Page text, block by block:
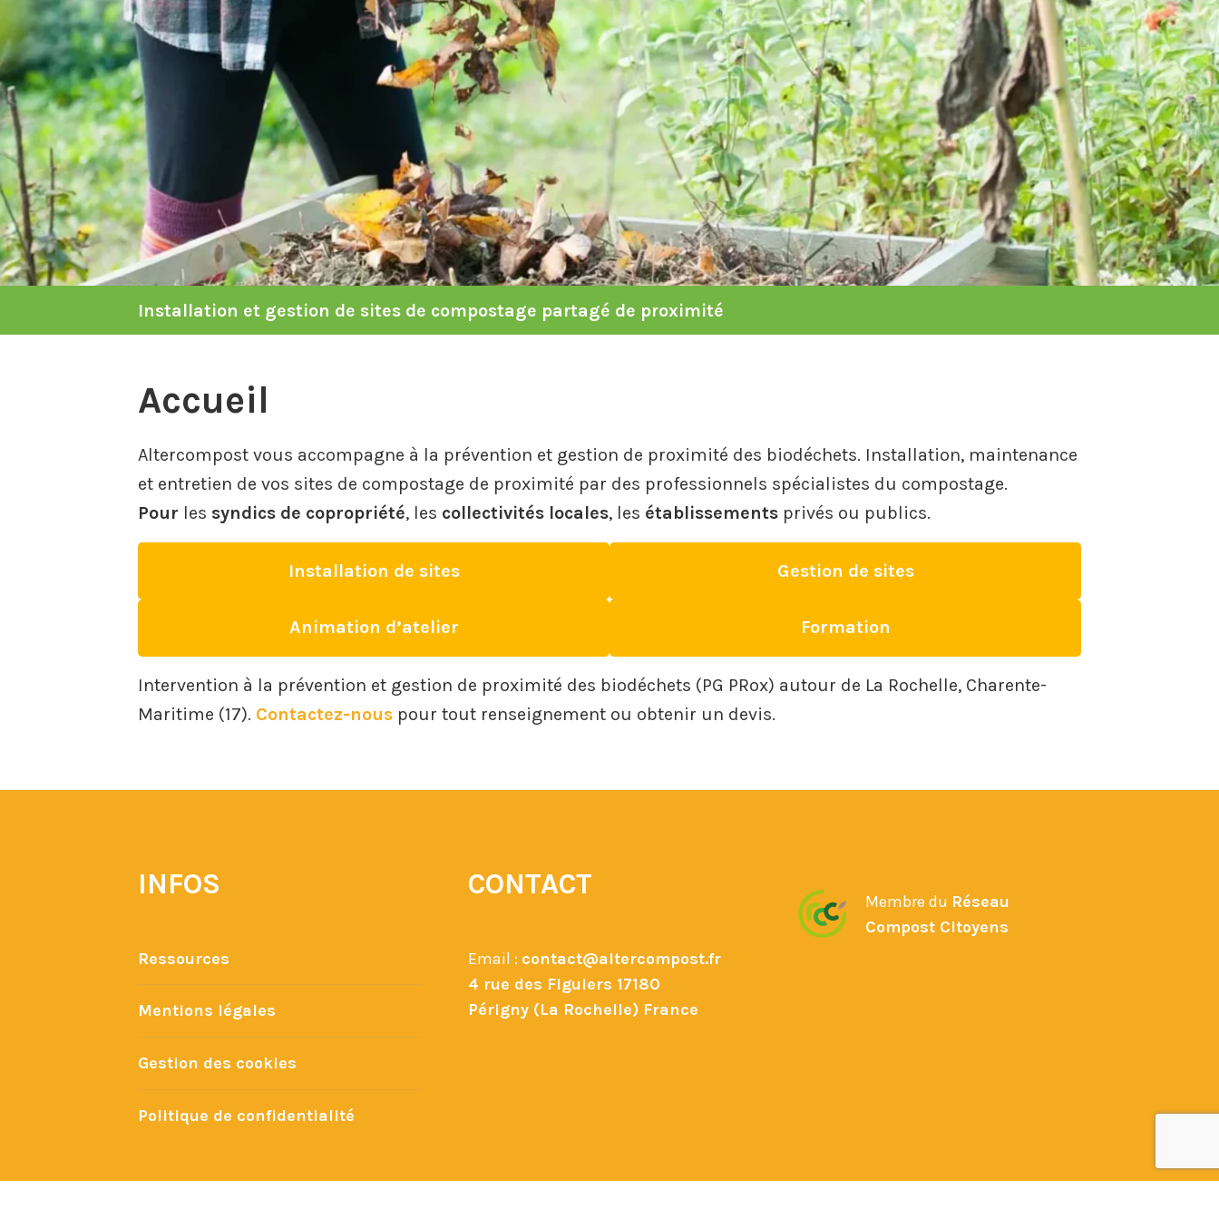
Installation et gestion de sites de compostage partagé de proximité
Accueil
Altercompost vous accompagne à la prévention et gestion de proximité des biodéchets. Installation, maintenance
et entretien de vos sites de compostage de proximité par des professionnels spécialistes du compostage.
Pour les syndics de copropriété, les collectivités locales, les établissements privés ou publics.
Installation de sites Gestion de sites
Animation d’atelier Formation
Intervention à la prévention et gestion de proximité des biodéchets (PG PRox) autour de La Rochelle, Charente-
Maritime (17). Contactez-nous pour tout renseignement ou obtenir un devis.
INFOS
Ressources
Mentions légales
Gestion des cookies
Politique de confidentialité
CONTACT
Email : contact@altercompost.fr
4 rue des Figuiers 17180
Périgny (La Rochelle) France
Membre du Réseau
Compost Citoyens